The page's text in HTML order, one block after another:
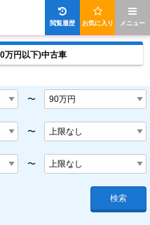
メニュー
お気に入り
閲覧履歴
万円以下)中古車
〜
〜
〜
検索